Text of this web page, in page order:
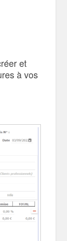
et
à vos